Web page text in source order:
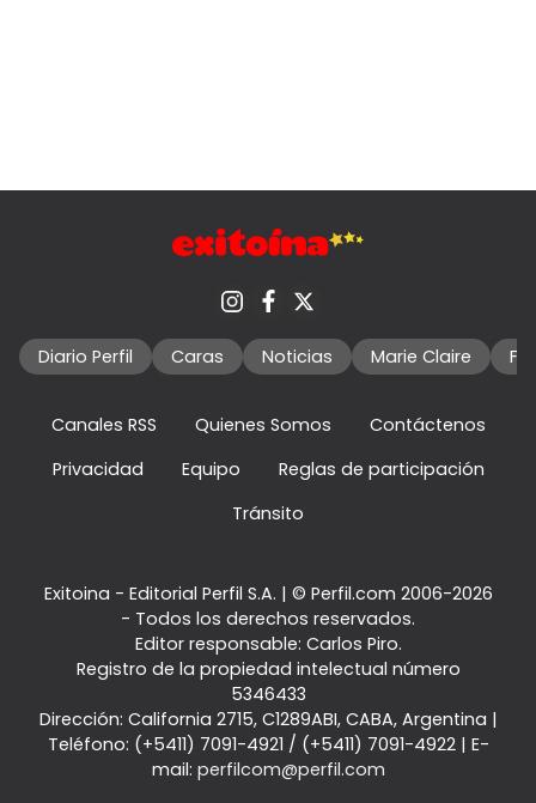
Diario Perfil Caras Noticias Marie Claire
Canales RSS Quienes Somos
Contáctenos
Privacidad
Equipo
Reglas de participación
Tránsito
Exitoina - Editorial Perfil S.A. | © Perfil.com 2006-2026
- Todos los derechos reservados.
Editor responsable: Carlos Piro.
Registro de la propiedad intelectual número
5346433
Dirección: California 2715, C1289ABI, CABA, Argentina |
Teléfono: (+5411) 7091-4921 / (+5411) 7091-4922| E-
mail: perfilcom@perfil.com